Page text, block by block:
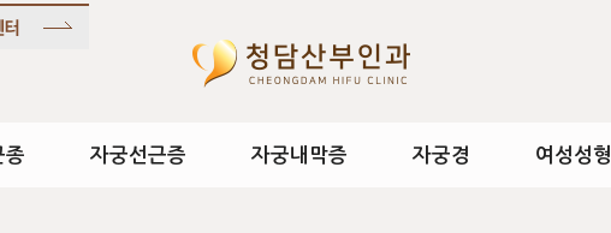
종 자궁선근증 자궁내막증 자궁경 여성성형